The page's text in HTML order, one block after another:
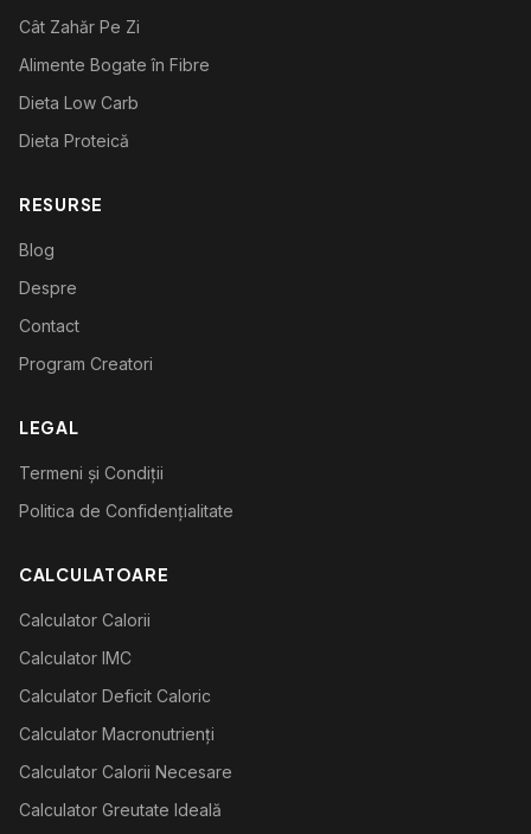
Cât Zahăr Pe Zi
Alimente Bogate în Fibre
Dieta Low Carb
Dieta Proteică
RESURSE
Blog
Despre
Contact
Program Creatori
LEGAL
Termeni și Condiții
Politica de Confidențialitate
CALCULATOARE
Calculator Calorii
Calculator IMC
Calculator Deficit Caloric
Calculator Macronutrienți
Calculator Calorii Necesare
Calculator Greutate Ideală